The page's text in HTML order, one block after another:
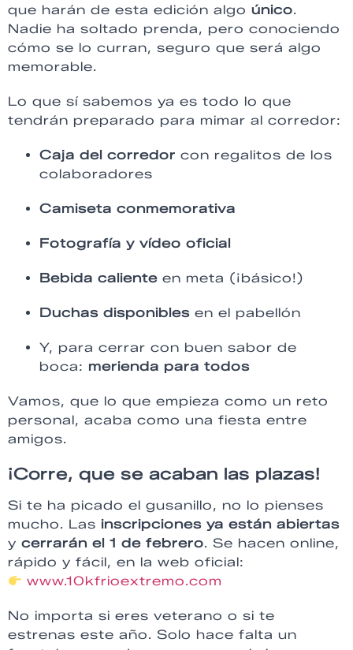
que harán de esta edición algo único.
Nadie ha soltado prenda, pero conociendo
cómo se lo curran, seguro que será algo
memorable.
Lo que sí sabemos ya es todo lo que
tendrán preparado para mimar al corredor:
Caja del corredor con regalitos de los
colaboradores
Camiseta conmemorativa
Fotografía y vídeo oficial
Bebida caliente en meta (¡básico!)
Duchas disponibles en el pabellón
Y, para cerrar con buen sabor de
boca: merienda para todos
Vamos, que lo que empieza como un reto
personal, acaba como una fiesta entre
amigos.
¡Corre, que se acaban las plazas!
Si te ha picado el gusanillo, no lo pienses
mucho. Las inscripciones ya están abiertas
y cerrarán el 1 de febrero. Se hacen online,
rápido y fácil, en la web oficial:
www.10kfrioextremo.com
No importa si eres veterano o si te
estrenas este año. Solo hace falta un